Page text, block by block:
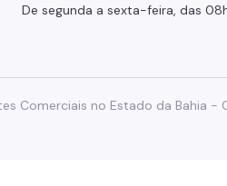
De segunda a sexta-feira, das
Comerciais no Estado da Bahia -